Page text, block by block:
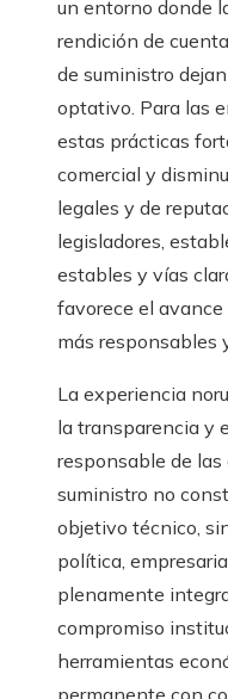
un entorno donde
rendición de
de suministro
optativo. Para las
estas prácticas
comercial y
legales y de
legisladores,
estables y vías
favorece el
más responsables
La experiencia
la transparencia y
responsable de las
suministro no
objetivo técnico,
política,
plenamente
compromiso
herramientas